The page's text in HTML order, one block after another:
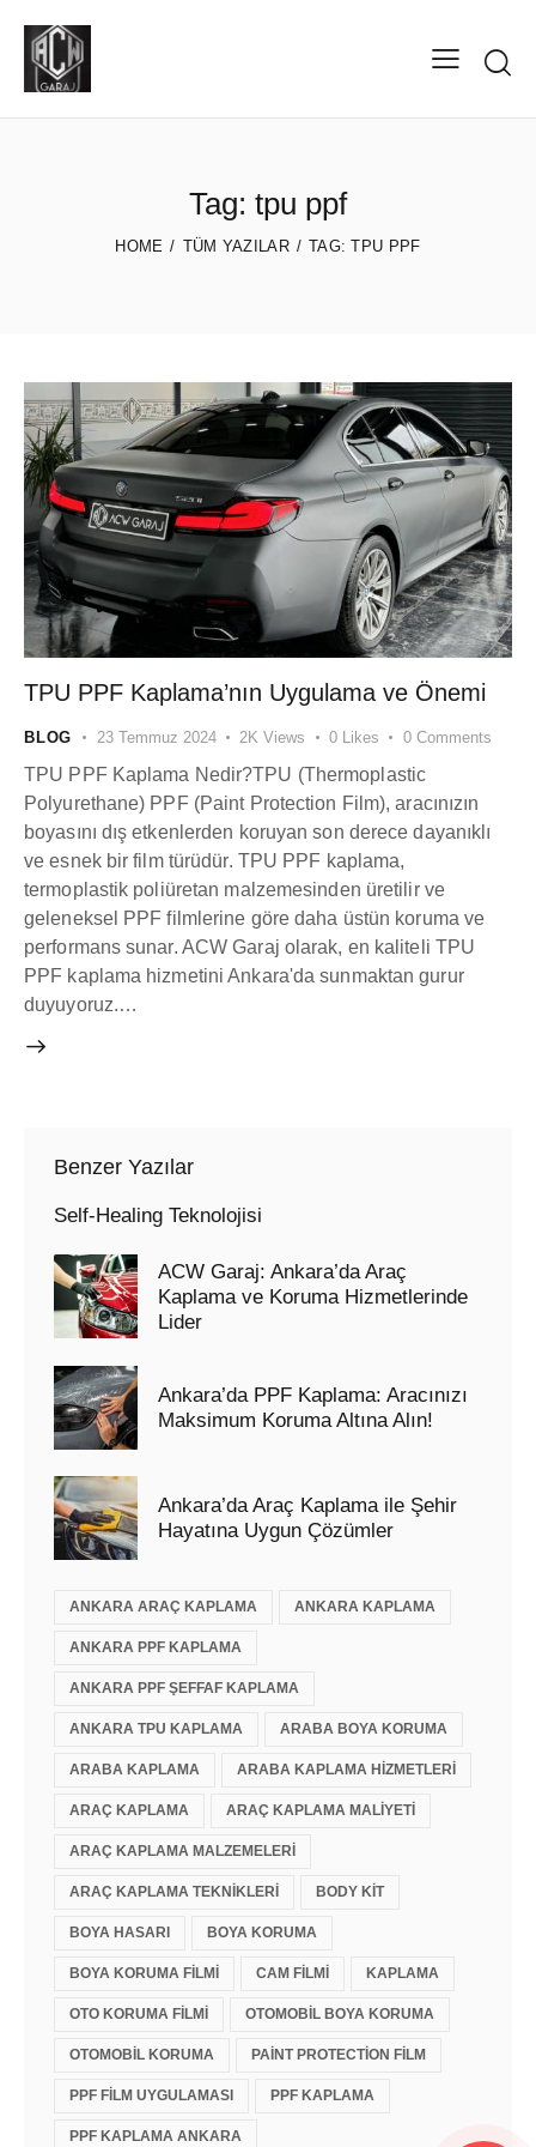
Tag: tpu ppf
HOME TÜM YAZILAR TAG: TPU PPF
TPU PPF Kaplama’nın Uygulama ve Önemi
BLOG 23 Temmuz 2024 2K Views 0 Likes 0 Comments
TPU PPF Kaplama Nedir?TPU (Thermoplastic
Polyurethane) PPF (Paint Protection Film), aracınızın
boyasını dış etkenlerden koruyan son derece dayanıklı
ve esnek bir film türüdür. TPU PPF kaplama,
termoplastik poliüretan malzemesinden üretilir ve
geleneksel PPF filmlerine göre daha üstün koruma ve
performans sunar. ACW Garaj olarak, en kaliteli TPU
PPF kaplama hizmetini Ankara'da sunmaktan gurur
duyuyoruz.…
Benzer Yazılar
Self-Healing Teknolojisi
ACW Garaj: Ankara’da Araç
Kaplama ve Koruma Hizmetlerinde
Lider
Ankara’da PPF Kaplama: Aracınızı
Maksimum Koruma Altına Alın!
Ankara’da Araç Kaplama ile Şehir
Hayatına Uygun Çözümler
ANKARA ARAÇ KAPLAMA ANKARA KAPLAMA
ANKARA PPF KAPLAMA
ANKARA PPF ŞEFFAF KAPLAMA
ANKARA TPU KAPLAMA ARABA BOYA KORUMA
ARABA KAPLAMA ARABA KAPLAMA HIZMETLERI
ARAÇ KAPLAMA ARAÇ KAPLAMA MALIYETI
ARAÇ KAPLAMA MALZEMELERI
ARAÇ KAPLAMA TEKNIKLERI BODY KIT
BOYA HASARI BOYA KORUMA
BOYA KORUMA FILMI CAM FILMI KAPLAMA
OTO KORUMA FILMI OTOMOBIL BOYA KORUMA
OTOMOBIL KORUMA PAINT PROTECTION FILM
PPF FILM UYGULAMASI PPF KAPLAMA
PPF KAPLAMA ANKARA